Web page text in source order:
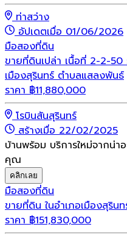
ท่าสว่าง
อัปเดตเมื่อ 01/06/2026
มือสองที่ดิน
ขายที่ดินเปล่า เนื้อที่ 2-2-50
เมืองสุรินทร์ ตำบลแสลงพันธ์
ราคา ฿11,880,000
โรบินสันสุรินทร์
สร้างเมื่อ 22/02/2025
บ้านพร้อม บริการใหม่จากน่
คุณ
คลิกเลย
มือสองที่ดิน
ขายที่ดิน ในอำเภอเมืองสุริน
ราคา ฿151,830,000